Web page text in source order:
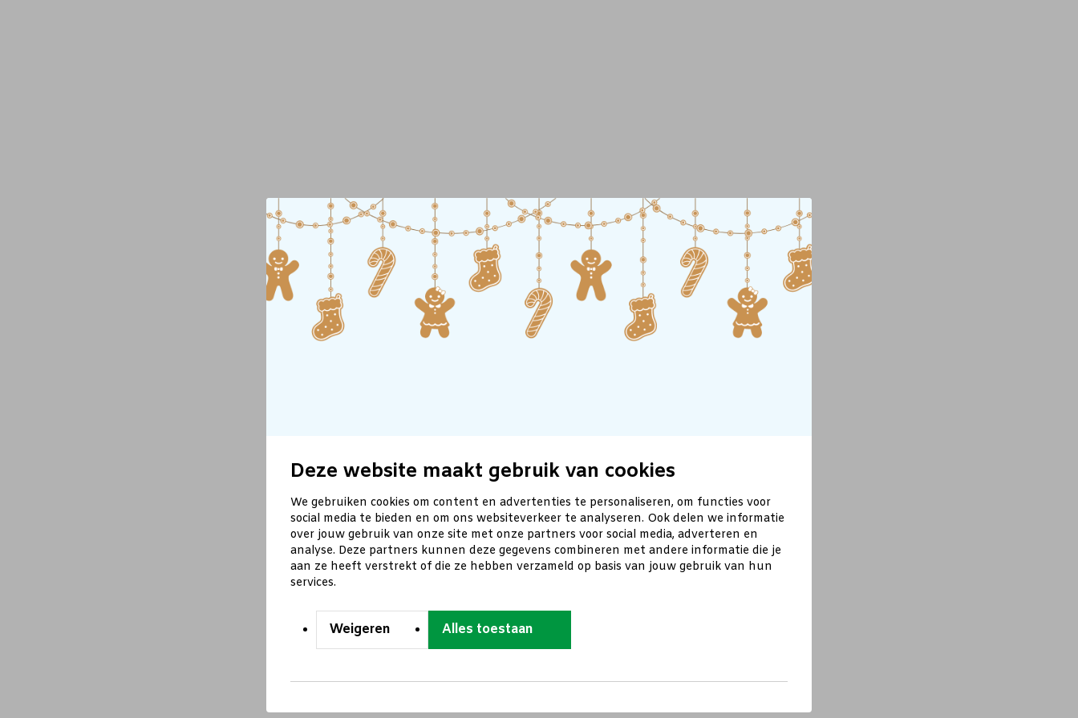
Deze website maakt gebruik van cookies
We gebruiken cookies om content en advertenties te personaliseren, om functies voor
social media te bieden en om ons websiteverkeer te analyseren. Ook delen we informatie
over jouw gebruik van onze site met onze partners voor social media, adverteren en
analyse. Deze partners kunnen deze gegevens combineren met andere informatie die je
aan ze heeft verstrekt of die ze hebben verzameld op basis van jouw gebruik van hun
services.
Weigeren Alles toestaan